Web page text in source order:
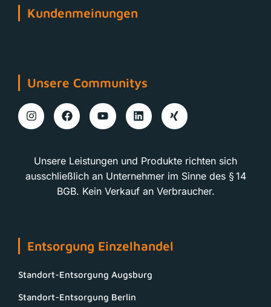
Kundenmeinungen
Unsere Communitys
Unsere Leistungen und Produkte richten sich
ausschließlich an Unternehmer im Sinne des § 14
BGB. Kein Verkauf an Verbraucher.
Entsorgung Einzelhandel
Standort-Entsorgung Augsburg
Standort-Entsorgung Berlin